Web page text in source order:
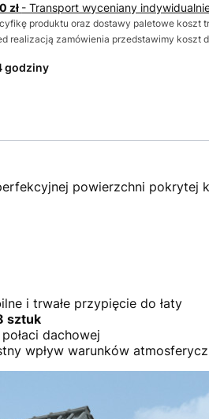
zł - Transport wyceniany
produktu oraz dostawy paletowe koszt
realizacją zamówienia przedstawimy koszt
godziny
powierzchni pokrytej
i trwałe przypięcie do łaty
sztuk
dachowej
wpływ warunków